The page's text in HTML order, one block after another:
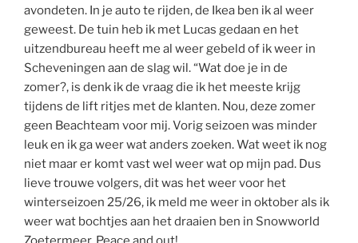
avondeten. In je auto te rijden, de Ikea ben ik al weer
geweest. De tuin heb ik met Lucas gedaan en het
uitzendbureau heeft me al weer gebeld of ik weer in
Scheveningen aan de slag wil. “Wat doe je in de
zomer?, is denk ik de vraag die ik het meeste krijg
tijdens de lift ritjes met de klanten. Nou, deze zomer
geen Beachteam voor mij. Vorig seizoen was minder
leuk en ik ga weer wat anders zoeken. Wat weet ik nog
niet maar er komt vast wel weer wat op mijn pad. Dus
lieve trouwe volgers, dit was het weer voor het
winterseizoen 25/26, ik meld me weer in oktober als ik
weer wat bochtjes aan het draaien ben in Snowworld